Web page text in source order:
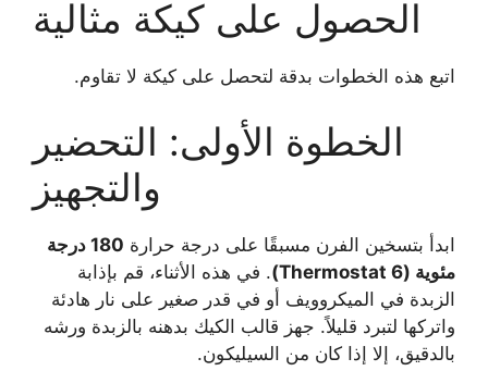
الحصول على كيكة مثالية
اتبع هذه الخطوات بدقة لتحصل على كيكة لا تقاوم.
الخطوة الأولى: التحضير
والتجهيز
ابدأ بتسخين الفرن مسبقًا على درجة حرارة
180 درجة
مئوية (Thermostat 6)
. في هذه الأثناء، قم بإذابة
الزبدة في الميكروويف أو في قدر صغير على نار هادئة
واتركها لتبرد قليلاً. جهز قالب الكيك بدهنه بالزبدة ورشه
بالدقيق، إلا إذا كان من السيليكون.